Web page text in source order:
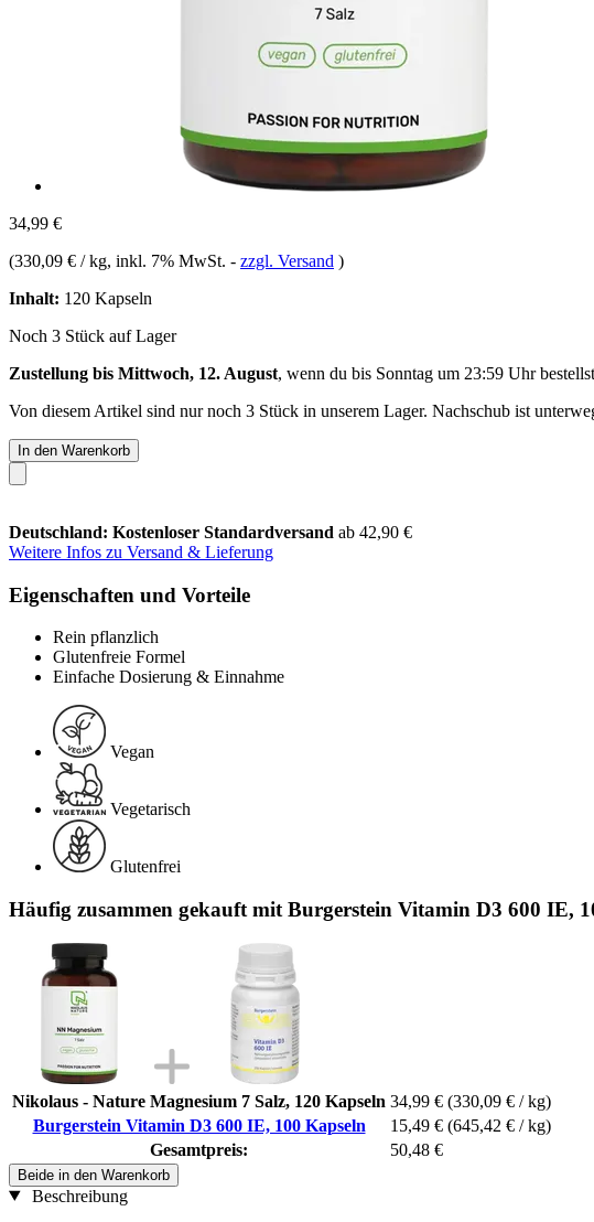
34,99 €
(330,09 € / kg, inkl. 7% MwSt. - zzgl. Versand )
Inhalt: 120 Kapseln
Noch 3 Stück auf Lager
Zustellung bis Mittwoch, 12. August, wenn du bis Sonntag um 23:59 Uhr
Von diesem Artikel sind nur noch 3 Stück in unserem Lager. Nachschub ist
In den Warenkorb
Deutschland: Kostenloser Standardversand ab 42,90 €
Weitere Infos zu Versand & Lieferung
Eigenschaften und Vorteile
Rein pflanzlich
Glutenfreie Formel
Einfache Dosierung & Einnahme
Vegan
Vegetarisch
Glutenfrei
Häufig zusammen gekauft mit Burgerstein Vitamin D3 600 IE,
Nikolaus - Nature Magnesium 7 Salz, 120 Kapseln 34,99 € (330,09 € / kg)
Burgerstein Vitamin D3 600 IE, 100 Kapseln
15,49 € (645,42 € / kg)
Gesamtpreis:
50,48 €
Beide in den Warenkorb
Beschreibung